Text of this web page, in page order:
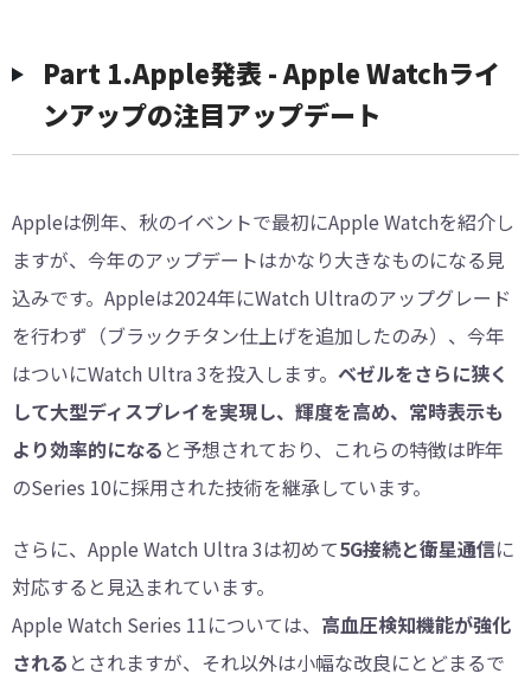
Part 1.Apple発表 - Apple Watchライ
ンアップの注目アップデート
Appleは例年、秋のイベントで最初にApple Watchを紹介し
ますが、今年のアップデートはかなり大きなものになる見
込みです。Appleは2024年にWatch Ultraのアップグレード
を行わず（ブラックチタン仕上げを追加したのみ）、今年
はついにWatch Ultra 3を投入します。 ベゼルをさらに狭く
して大型ディスプレイを実現し、輝度を高め、常時表示も
より効率的になる と予想されており、これらの特徴は昨年
のSeries 10に採用された技術を継承しています。
さらに、Apple Watch Ultra 3は初めて5G接続と衛星通信に
対応すると見込まれています。
Apple Watch Series 11については、 高血圧検知機能が強化
される とされますが、それ以外は小幅な改良にとどまるで